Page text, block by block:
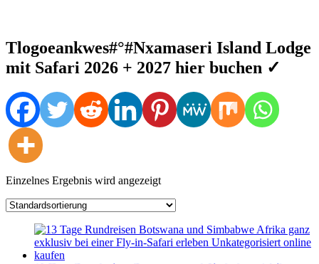
Tlogoeankwes#°#Nxamaseri Island Lodge
mit Safari 2026 + 2027 hier buchen ✓
Einzelnes Ergebnis wird angezeigt